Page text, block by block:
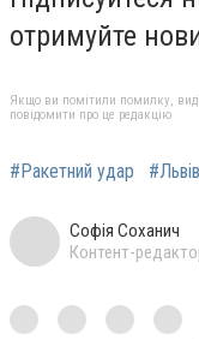
отримуйте
Якщо ви помітили помилку,
повідомити про це редакцію
#Ракетний удар
Софія Соханич
Контент-